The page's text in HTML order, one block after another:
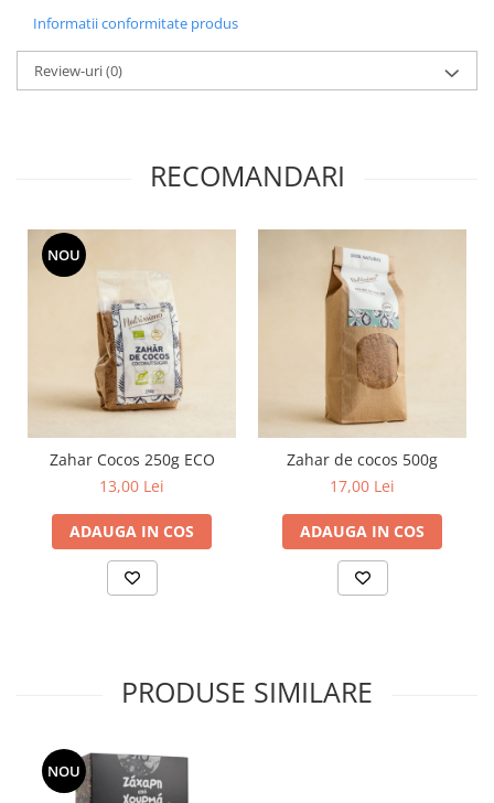
Informatii conformitate produs
Review-uri(0)
RECOMANDARI
NOU
Zahar Cocos 250g ECO
13,00 Lei
ADAUGA IN COS
Zahar de cocos 500g
17,00 Lei
ADAUGA IN COS
PRODUSE SIMILARE
NOU